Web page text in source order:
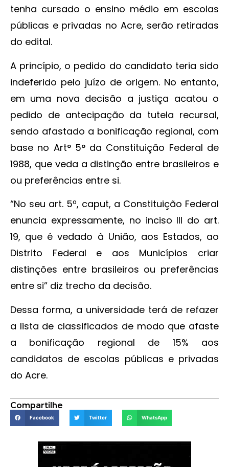
tenha cursado o ensino médio em escolas
públicas e privadas no Acre, serão retiradas
do edital.
A princípio, o pedido do candidato teria sido
indeferido pelo juízo de origem. No entanto,
em uma nova decisão a justiça acatou o
pedido de antecipação da tutela recursal,
sendo afastado a bonificação regional, com
base no Art° 5° da Constituição Federal de
1988, que veda a distinção entre brasileiros e
ou preferências entre si.
“No seu art. 5º, caput, a Constituição Federal
enuncia expressamente, no inciso III do art.
19, que é vedado à União, aos Estados, ao
Distrito Federal e aos Municípios criar
distinções entre brasileiros ou preferências
entre si” diz trecho da decisão.
Dessa forma, a universidade terá de refazer
a lista de classificados de modo que afaste
a bonificação regional de 15% aos
candidatos de escolas públicas e privadas
do Acre.
Compartilhe
Facebook Twitter WhatsApp